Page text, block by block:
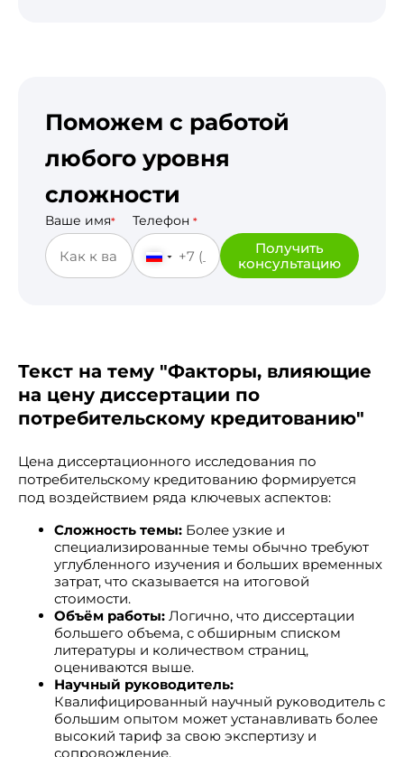
Поможем с работой
любого уровня
сложности
Ваше имя* Телефон *
Получить
консультацию
Текст на тему "Факторы, влияющие
на цену диссертации по
потребительскому кредитованию"
Цена диссертационного исследования по
потребительскому кредитованию формируется
под воздействием ряда ключевых аспектов:
Сложность темы: Более узкие и
специализированные темы обычно требуют
углубленного изучения и больших временных
затрат, что сказывается на итоговой
стоимости.
Объём работы: Логично, что диссертации
большего объема, с обширным списком
литературы и количеством страниц,
оцениваются выше.
Научный руководитель:
Квалифицированный научный руководитель с
большим опытом может устанавливать более
высокий тариф за свою экспертизу и
сопровождение.